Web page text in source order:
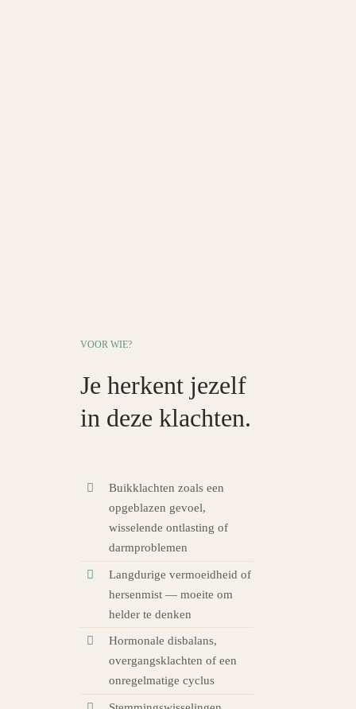
VOOR WIE?
Je herkent jezelf
in deze klachten.
Buikklachten zoals een
opgeblazen gevoel,
wisselende ontlasting of
darmproblemen
Langdurige vermoeidheid of
hersenmist — moeite om
helder te denken
Hormonale disbalans,
overgangsklachten of een
onregelmatige cyclus